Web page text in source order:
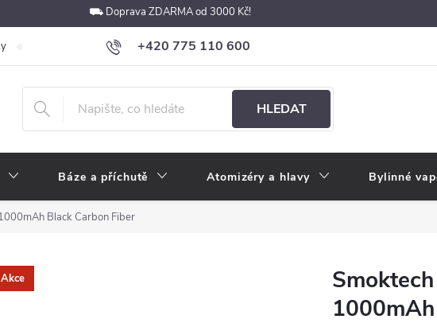
⛟ Doprava ZDARMA od 3000 Kč!
+420 775 110 600
obchod@e-cigarety.cz
Podmínky ochrany osobních údajů Velkoobchod
HLEDAT
Báze a příchutě Atomizéry a hlavy Bylinné
Black Carbon Fiber
Akce